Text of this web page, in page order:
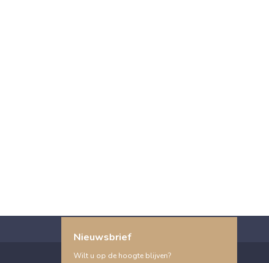
Nieuwsbrief
Wilt u op de hoogte blijven?